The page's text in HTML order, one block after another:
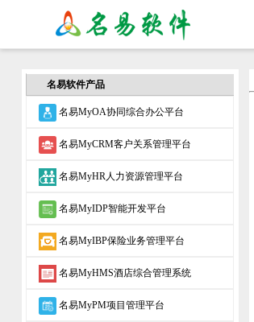
名易软件产品
名易MyOA协同综合办公平台
名易MyCRM客户关系管理平台
名易MyHR人力资源管理平台
名易MyIDP智能开发平台
名易MyIBP保险业务管理平台
名易MyHMS酒店综合管理系统
名易MyPM项目管理平台